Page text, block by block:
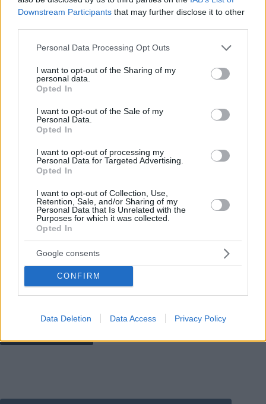
Downstream Participants that may further disclose it to other
Please note that this website/app uses one or more Google
not limited to your visit or usage behaviour. You may click to
grant or deny consent to Google and its third-party tags to
use your data for below specified purposes in below Google
consent section.
Personal Data Processing Opt Outs
I want to opt-out of the Sharing of my
personal data.
Opted In
I want to opt-out of the Sale of my
Personal Data.
Opted In
I want to opt-out of processing my
Personal Data for Targeted Advertising.
Opted In
I want to opt-out of Collection, Use,
Retention, Sale, and/or Sharing of my
Personal Data that Is Unrelated with the
Purposes for which it was collected.
Opted In
Google consents
CONFIRM
Data Deletion Data Access Privacy Policy
unione europea #viktor orban
Your email address will not be published. Required fields are marked*
*
Website
Add Comment*